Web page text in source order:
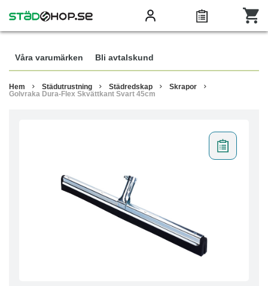
Våra varumärken Bli avtalskund
Hem Städutrustning Städredskap
Skrapor
Golvraka Dura-Flex Skvättkant Svart 45cm